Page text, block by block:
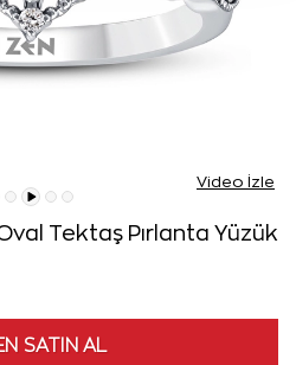
Video İzle
Tektaş Pırlanta Yüzük
SATIN AL